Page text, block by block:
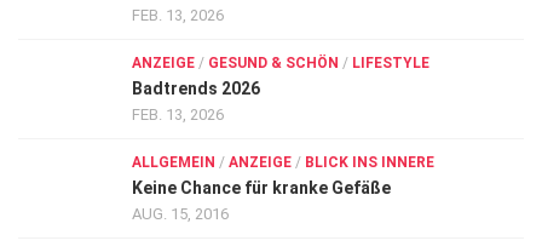
FEB. 13, 2026
ANZEIGE / GESUND & SCHÖN / LIFESTYLE
Badtrends 2026
FEB. 13, 2026
ALLGEMEIN / ANZEIGE / BLICK INS INNERE
Keine Chance für kranke Gefäße
AUG. 15, 2016